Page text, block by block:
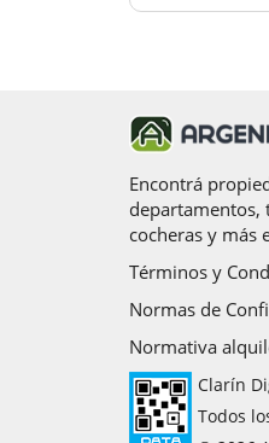
Encontrá
departamentos,
cocheras y más
Términos y
Normas de
Normativa
Clarín
Todos